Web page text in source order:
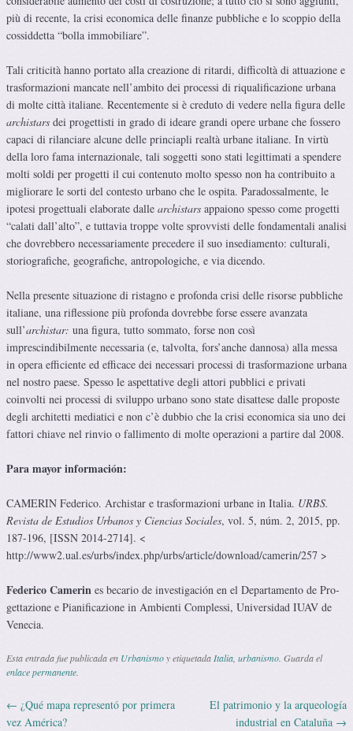
più di recente, la crisi economica delle finanze pubbliche e lo scoppio della
cossiddetta “bolla immobiliare”.
Tali criticità hanno portato alla creazione di ritardi, difficoltà di attuazione e
trasformazioni mancate nell’ambito dei processi di riqualificazione urbana
di molte città italiane. Recentemente si è creduto di vedere nella figura delle
archistars dei progettisti in grado di ideare grandi opere urbane che fossero
capaci di rilanciare alcune delle princiapli realtà urbane italiane. In virtù
della loro fama internazionale, tali soggetti sono stati legittimati a spendere
molti soldi per progetti il cui contenuto molto spesso non ha contribuito a
migliorare le sorti del contesto urbano che le ospita. Paradossalmente, le
ipotesi progettuali elaborate dalle archistars appaiono spesso come progetti
“calati dall’alto”, e tuttavia troppe volte sprovvisti delle fondamentali analisi
che dovrebbero necessariamente precedere il suo insediamento: culturali,
storiografiche, geografiche, antropologiche, e via dicendo.
Nella presente situazione di ristagno e profonda crisi delle risorse pubbliche
italiane, una riflessione più profonda dovrebbe forse essere avanzata
sull’archistar: una figura, tutto sommato, forse non così
imprescindibilmente necessaria (e, talvolta, fors’anche dannosa) alla messa
in opera efficiente ed efficace dei necessari processi di trasformazione urbana
nel nostro paese. Spesso le aspettative degli attori pubblici e privati
coinvolti nei processi di sviluppo urbano sono state disattese dalle proposte
degli architetti mediatici e non c’è dubbio che la crisi economica sia uno dei
fattori chiave nel rinvio o fallimento di molte operazioni a partire dal 2008.
Para mayor información:
CAMERIN Federico. Archistar e trasformazioni urbane in Italia. URBS.
Revista de Estudios Urbanos y Ciencias Sociales, vol. 5, núm. 2, 2015, pp.
187-196, [ISSN 2014-2714]. <
http://www2.ual.es/urbs/index.php/urbs/article/download/camerin/257 >
Fede­rico Came­rin es beca­rio de inves­ti­ga­ción en el Depar­ta­mento de Pro­
get­ta­zione e Pia­ni­fi­ca­zione in Ambienti Com­plessi, Uni­ver­si­dad IUAV de
Venecia.
Esta entrada fue publicada en Urbanismoy etiquetadaItalia, urbanismo. Guarda el
enlace permanente.
Navegación de entradas
← ¿Qué mapa representó por primera
vez América?
El patrimonio y la arqueología
industrial en Cataluña →